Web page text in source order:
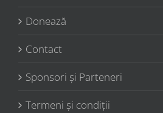
Donează
Contact
Sponsori şi Parteneri
Termeni şi condiţii